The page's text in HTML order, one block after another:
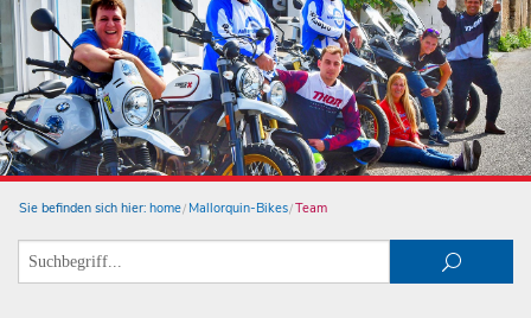
Sie befinden sich hier: home Mallorquin-Bikes Team